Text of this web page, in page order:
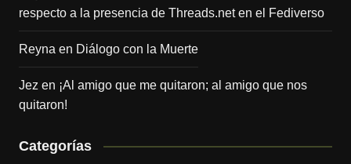
respecto a la presencia de Threads.net en el Fediverso
Reyna en Diálogo con la Muerte
Jez en ¡Al amigo que me quitaron; al amigo que nos
quitaron!
Categorías